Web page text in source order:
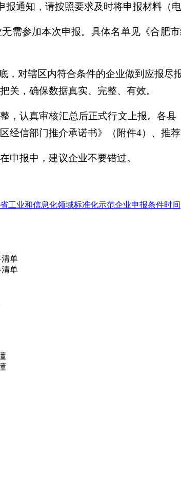
通知，请按照要求及时将申报材料（
需参加本次申报。具体名单见《合肥
，对辖区内符合条件的企业做到应报
关，确保数据真实、完整、有效。
，认真审核汇总后正式行文上报。各
经信部门推介承诺书》（附件4）、推
申报中，建议企业不要错过。
工业和信息化领域标准化示范企业申报条件时间
单
单